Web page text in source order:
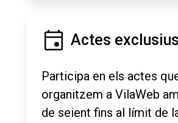
Actes exclusius
Participa en els actes
organitzem a VilaWeb
de seient fins al límit de